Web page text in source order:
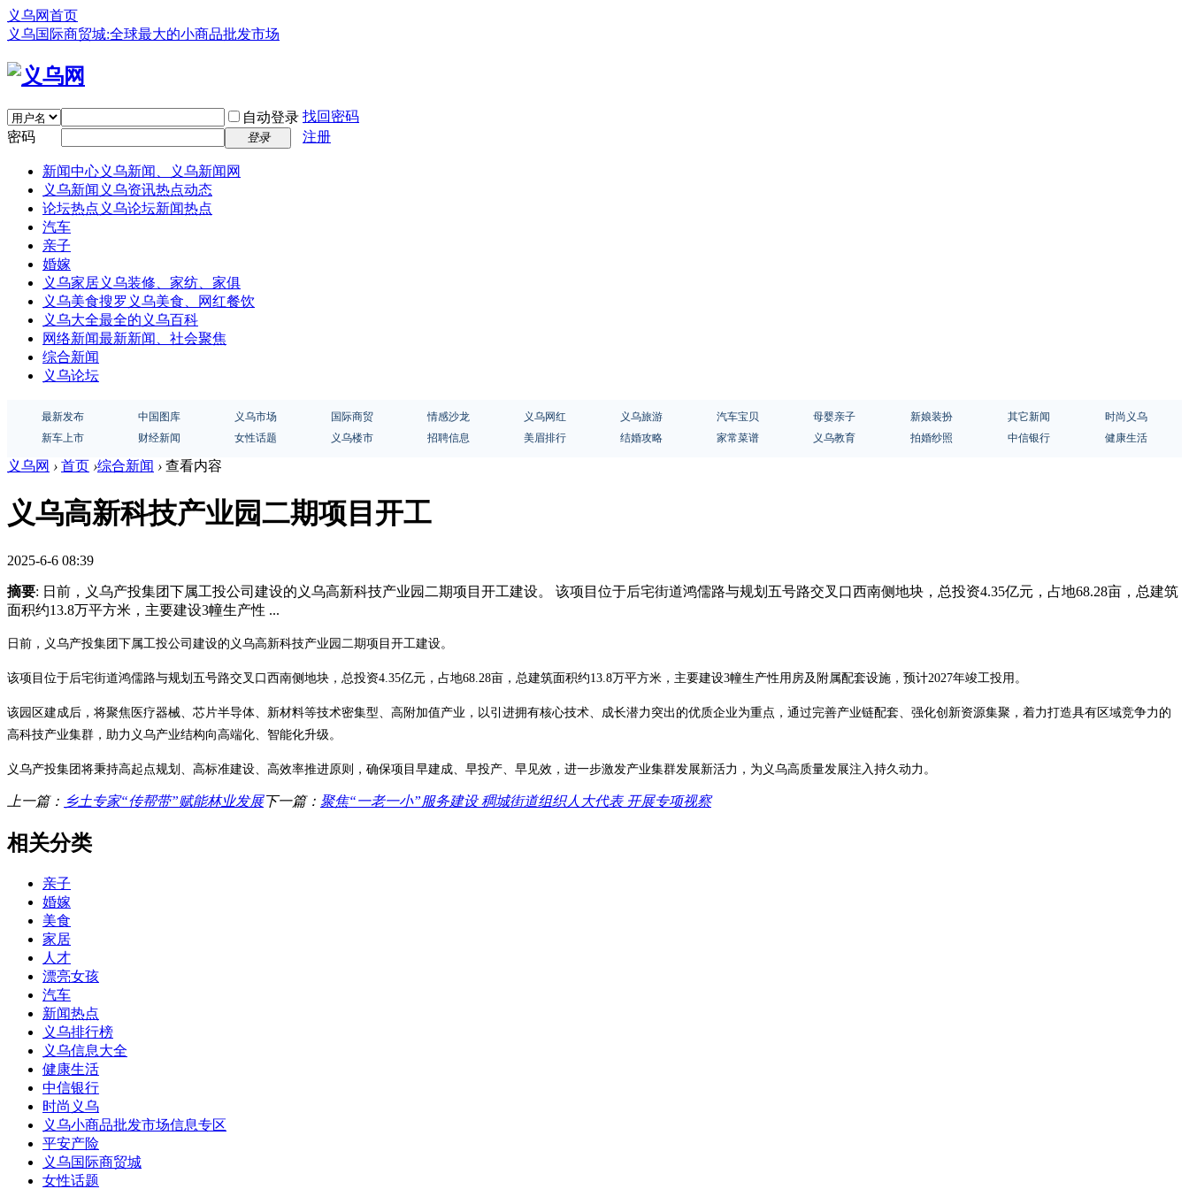
义乌网首页
义乌国际商贸城:全球最大的小商品批发市场
自动登录 找回密码
密码
登录 注册
新闻中心义乌新闻、义乌新闻网
义乌新闻 义乌资讯热点动态
论坛热点 义乌论坛新闻热点
汽车
亲子
婚嫁
义乌家居义乌装修、家纺、家俱
义乌美食搜罗义乌美食、网红餐饮
义乌大全最全的义乌百科
网络新闻最新新闻、社会聚焦
综合新闻
义乌论坛
最新发布 中国图库 义乌市场 国际商贸 情感沙龙 义乌网红 义乌旅游 汽车宝贝 母婴亲子 新娘装扮 其它新闻
时尚义乌
新车上市
财经新闻 女性话题 义乌楼市 招聘信息 美眉排行 结婚攻略 家常菜谱 义乌教育 拍婚纱照 中信银行 健康生活
义乌网 › 首页 ›综合新闻 › 查看内容
义乌高新科技产业园二期项目开工
2025-6-6 08:39
摘要: 日前，义乌产投集团下属工投公司建设的义乌高新科技产业园二期项目开工建设。 该项目位于后宅街道鸿儒路与规划五号路交叉口西南侧地块，总投资4.35亿元，占地68.28亩，总建筑
面积约13.8万平方米，主要建设3幢生产性 ...
日前，义乌产投集团下属工投公司建设的义乌高新科技产业园二期项目开工建设。
该项目位于后宅街道鸿儒路与规划五号路交叉口西南侧地块，总投资4.35亿元，占地68.28亩，总建筑面积约13.8万平方米，主要建设3幢生产性用房及附属配套设施，预计2027年竣工投用。
该园区建成后，将聚焦医疗器械、芯片半导体、新材料等技术密集型、高附加值产业，以引进拥有核心技术、成长潜力突出的优质企业为重点，通过完善产业链配套、强化创新资源集聚，着力打造具有区域竞争力的
高科技产业集群，助力义乌产业结构向高端化、智能化升级。
义乌产投集团将秉持高起点规划、高标准建设、高效率推进原则，确保项目早建成、早投产、早见效，进一步激发产业集群发展新活力，为义乌高质量发展注入持久动力。
上一篇： 乡土专家“传帮带”赋能林业发展下一篇： 聚焦“一老一小”服务建设 稠城街道组织人大代表 开展专项视察
相关分类
亲子
婚嫁
美食
家居
人才
漂亮女孩
汽车
新闻热点
义乌排行榜
义乌信息大全
健康生活
中信银行
时尚义乌
义乌小商品批发市场信息专区
平安产险
义乌国际商贸城
女性话题